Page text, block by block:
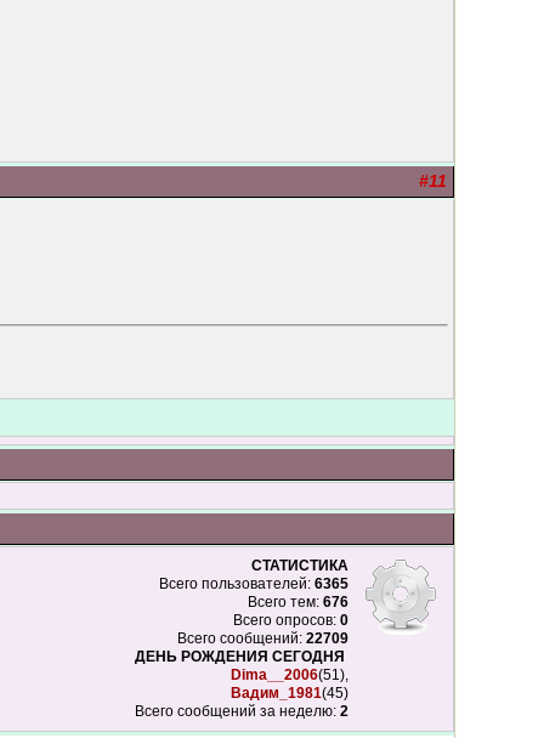
#11
СТАТИСТИКА
Всего пользователей: 6365
Всего тем: 676
Всего опросов: 0
Всего сообщений: 22709
ДЕНЬ РОЖДЕНИЯ СЕГОДНЯ
Dima__2006(51),
Вадим_1981(45)
Всего сообщений за неделю: 2